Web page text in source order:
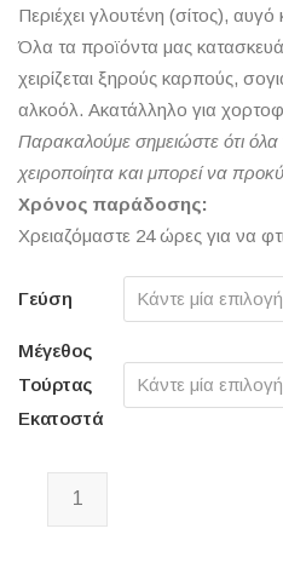
Περιέχει γλουτένη (σίτος),
Όλα τα προϊόντα μας
χειρίζεται ξηρούς καρπούς,
αλκοόλ. Ακατάλληλο για
Παρακαλούμε σημειώστε ότι όλα
χειροποίητα και μπορεί να
Χρόνος παράδοσης:
Χρειαζόμαστε 24 ώρες για να
Γεύση
Μέγεθος
Τούρτας
Εκατοστά
Dripping Love ποσότητα